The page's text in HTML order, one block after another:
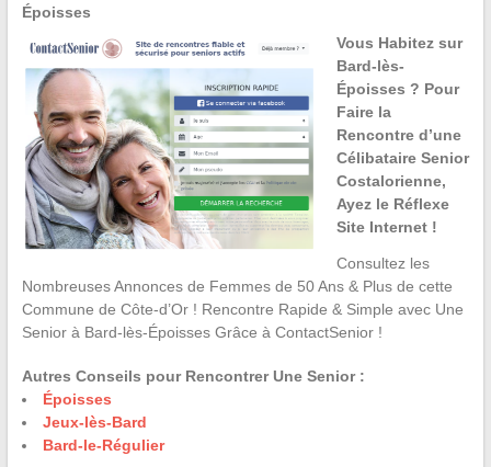
Époisses
Vous Habitez sur
Bard-lès-
Époisses ? Pour
Faire la
Rencontre d’une
Célibataire Senior
Costalorienne,
Ayez le Réflexe
Site Internet !
Consultez les
Nombreuses Annonces de Femmes de 50 Ans & Plus de cette
Commune de Côte-d’Or ! Rencontre Rapide & Simple avec Une
Senior à Bard-lès-Époisses Grâce à ContactSenior !
Autres Conseils pour Rencontrer Une Senior :
Époisses
Jeux-lès-Bard
Bard-le-Régulier